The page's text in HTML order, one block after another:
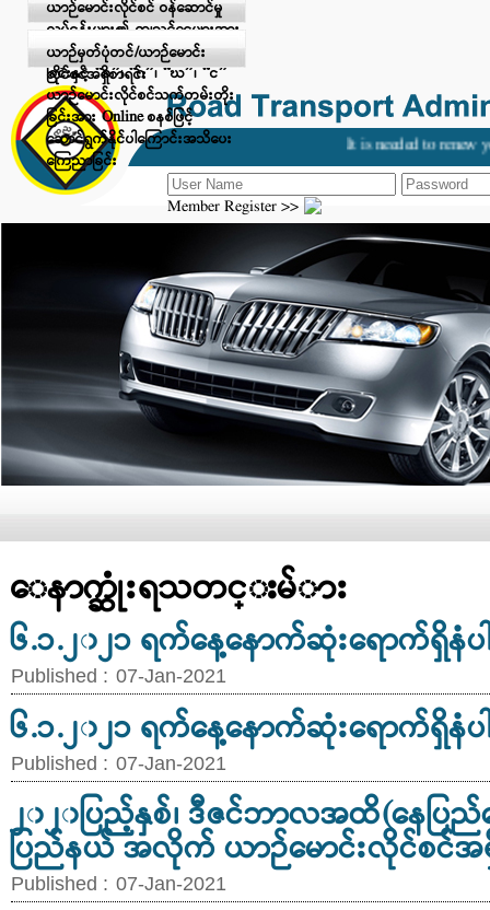
ယာဉ်မောင်းလိုင်စင် ဝန်ဆောင်မှု
လုပ်ငန်းများ၏ ကျသင့်ငွေများအား
Digital Payment ဖြင့် ငွေပေးချေ
ခြင်းနှင့် “ခ”၊ “ဂ”၊ “ဃ”၊ “င”
ယာဉ်မောင်းလိုင်စင်သက်တမ်းတိုး
ခြင်းအား Online စနစ်ဖြင့်
ဆောင်ရွက်နိုင်ပါကြောင်းအသိပေး
ကြေညာခြင်း
ယာဉ်မှတ်ပုံတင်/ယာဉ်မောင်း
လိုင်စင်အရှိစာရင်း
It is needed to renew
Member Register >>
ေနာက္ဆုံးရသတင္းမ်ား
၆.၁.၂၀၂၁ ရက်နေ့နောက်ဆုံးရောက်ရှိနံပ
Published : 07-Jan-2021
၆.၁.၂၀၂၁ ရက်နေ့နောက်ဆုံးရောက်ရှိနံပ
Published : 07-Jan-2021
၂၀၂၀ပြည့်နှစ်၊ ဒီဇင်ဘာလအထိ(နေပြ
ပြည်နယ် အလိုက် ယာဉ်မောင်းလိုင်စင်အရှိ
Published : 07-Jan-2021